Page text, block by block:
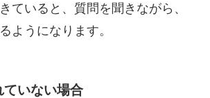
ていると、質問を聞きながら、
ようになります。
いない場合